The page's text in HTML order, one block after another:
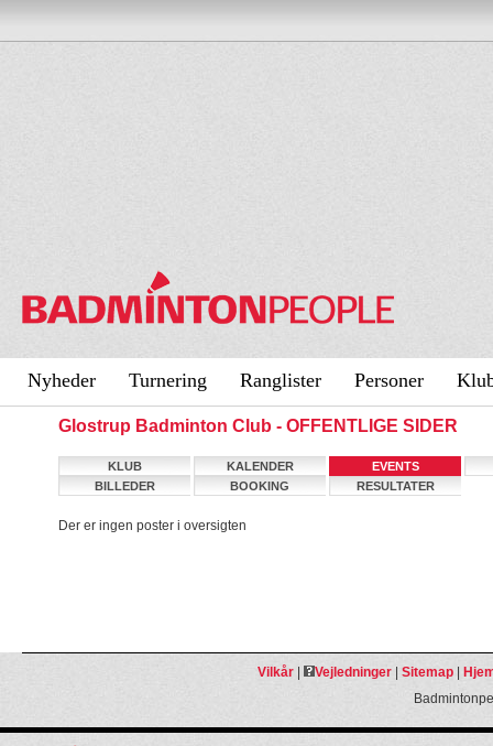
Nyheder Turnering Ranglister Personer
Glostrup Badminton Club - OFFENTLIGE SIDER
KLUB KALENDER
EVENTS
BILLEDER
BOOKING RESULTATER
Der er ingen poster i oversigten
Vilkår| Vejledninger| Sitemap|